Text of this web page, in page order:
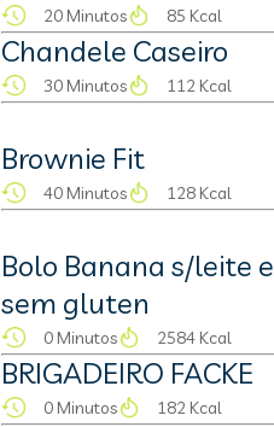
20 Minutos 85 Kcal
Chandele Caseiro
30 Minutos 112 Kcal
Brownie Fit
40 Minutos 128 Kcal
Bolo Banana s/leite e
sem gluten
0 Minutos 2584 Kcal
BRIGADEIRO FACKE
0 Minutos 182 Kcal